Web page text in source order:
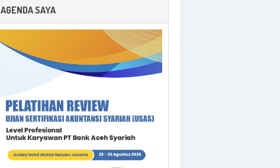
AGENDA SAYA